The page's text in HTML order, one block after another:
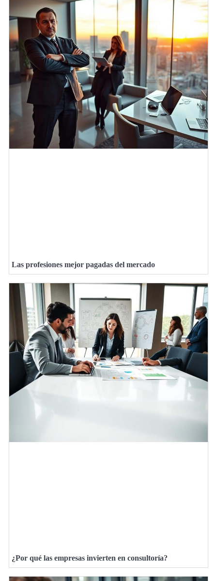
Las profesiones mejor pagadas del mercado
¿Por qué las empresas invierten en consultoría?